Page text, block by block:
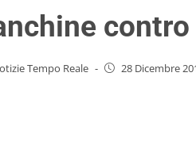
Tempo Reale - 28 Dicembre